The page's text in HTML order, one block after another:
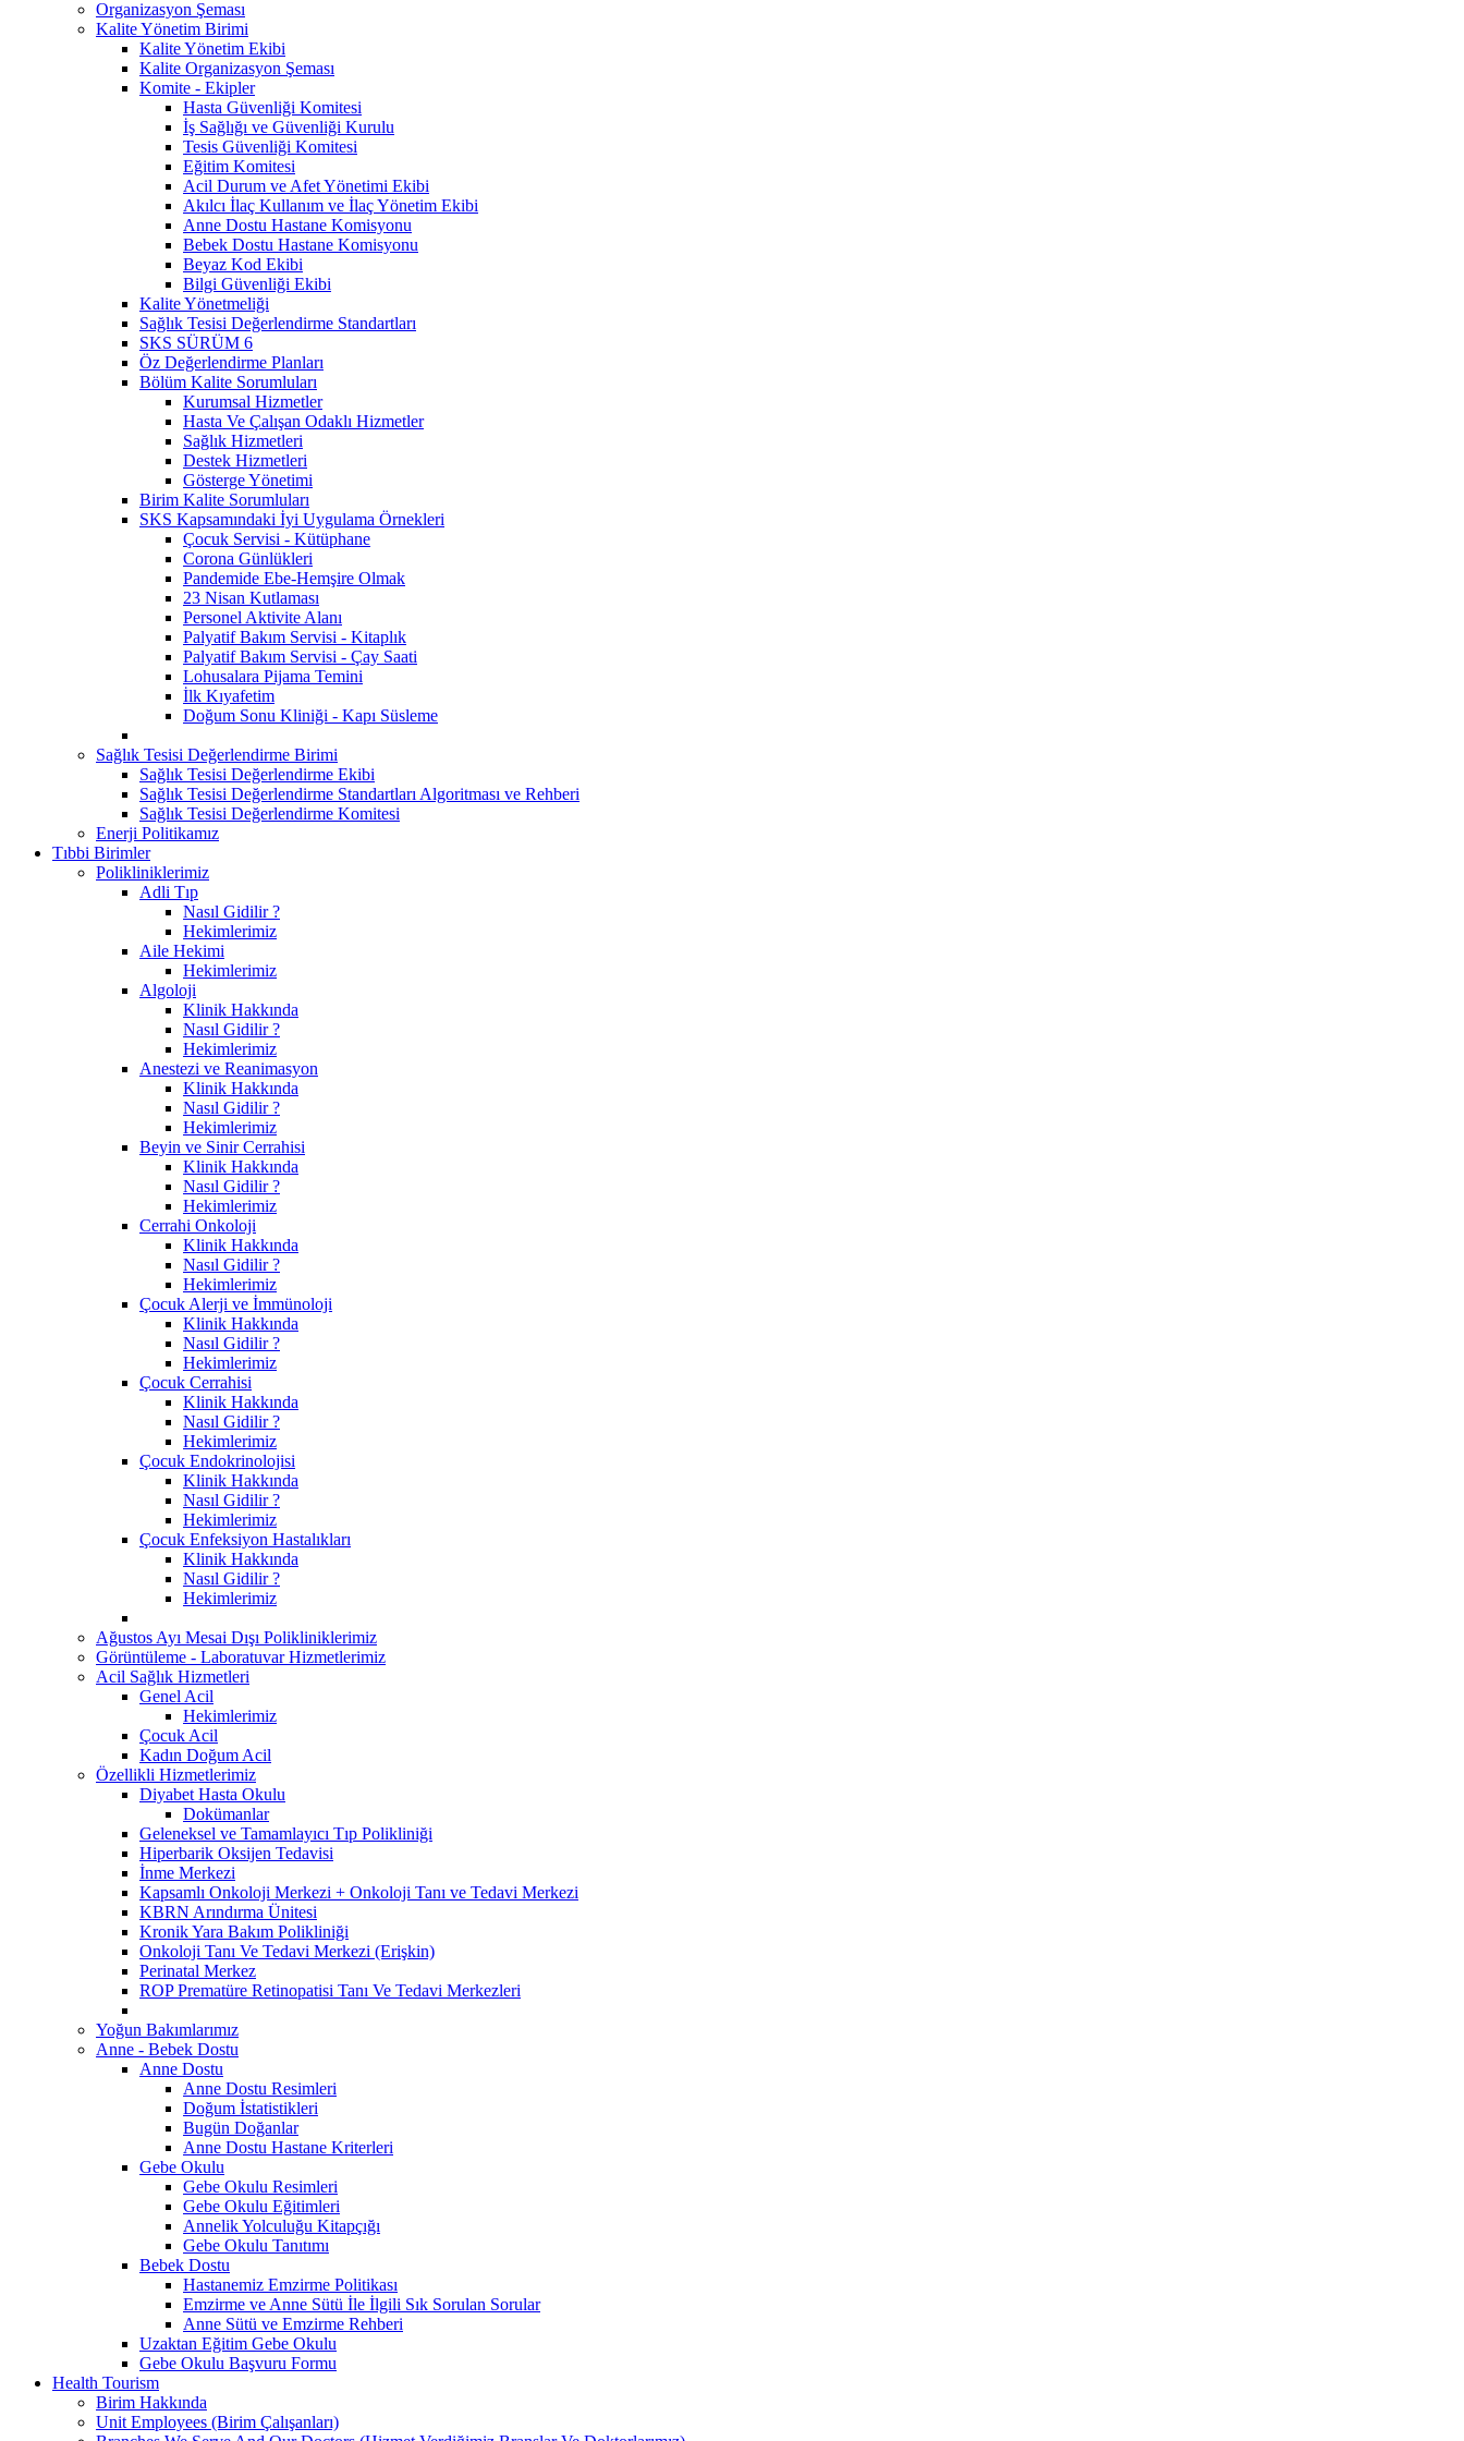
Organizasyon Şeması
Kalite Yönetim Birimi
Kalite Yönetim Ekibi
Kalite Organizasyon Şeması
Komite - Ekipler
Hasta Güvenliği Komitesi
İş Sağlığı ve Güvenliği Kurulu
Tesis Güvenliği Komitesi
Eğitim Komitesi
Acil Durum ve Afet Yönetimi Ekibi
Akılcı İlaç Kullanım ve İlaç Yönetim Ekibi
Anne Dostu Hastane Komisyonu
Bebek Dostu Hastane Komisyonu
Beyaz Kod Ekibi
Bilgi Güvenliği Ekibi
Kalite Yönetmeliği
Sağlık Tesisi Değerlendirme Standartları
SKS SÜRÜM 6
Öz Değerlendirme Planları
Bölüm Kalite Sorumluları
Kurumsal Hizmetler
Hasta Ve Çalışan Odaklı Hizmetler
Sağlık Hizmetleri
Destek Hizmetleri
Gösterge Yönetimi
Birim Kalite Sorumluları
SKS Kapsamındaki İyi Uygulama Örnekleri
Çocuk Servisi - Kütüphane
Corona Günlükleri
Pandemide Ebe-Hemşire Olmak
23 Nisan Kutlaması
Personel Aktivite Alanı
Palyatif Bakım Servisi - Kitaplık
Palyatif Bakım Servisi - Çay Saati
Lohusalara Pijama Temini
İlk Kıyafetim
Doğum Sonu Kliniği - Kapı Süsleme
Sağlık Tesisi Değerlendirme Birimi
Sağlık Tesisi Değerlendirme Ekibi
Sağlık Tesisi Değerlendirme Standartları Algoritması ve Rehberi
Sağlık Tesisi Değerlendirme Komitesi
Enerji Politikamız
Tıbbi Birimler
Polikliniklerimiz
Adli Tıp
Nasıl Gidilir ?
Hekimlerimiz
Aile Hekimi
Hekimlerimiz
Algoloji
Klinik Hakkında
Nasıl Gidilir ?
Hekimlerimiz
Anestezi ve Reanimasyon
Klinik Hakkında
Nasıl Gidilir ?
Hekimlerimiz
Beyin ve Sinir Cerrahisi
Klinik Hakkında
Nasıl Gidilir ?
Hekimlerimiz
Cerrahi Onkoloji
Klinik Hakkında
Nasıl Gidilir ?
Hekimlerimiz
Çocuk Alerji ve İmmünoloji
Klinik Hakkında
Nasıl Gidilir ?
Hekimlerimiz
Çocuk Cerrahisi
Klinik Hakkında
Nasıl Gidilir ?
Hekimlerimiz
Çocuk Endokrinolojisi
Klinik Hakkında
Nasıl Gidilir ?
Hekimlerimiz
Çocuk Enfeksiyon Hastalıkları
Klinik Hakkında
Nasıl Gidilir ?
Hekimlerimiz
Ağustos Ayı Mesai Dışı Polikliniklerimiz
Görüntüleme - Laboratuvar Hizmetlerimiz
Acil Sağlık Hizmetleri
Genel Acil
Hekimlerimiz
Çocuk Acil
Kadın Doğum Acil
Özellikli Hizmetlerimiz
Diyabet Hasta Okulu
Dokümanlar
Geleneksel ve Tamamlayıcı Tıp Polikliniği
Hiperbarik Oksijen Tedavisi
İnme Merkezi
Kapsamlı Onkoloji Merkezi + Onkoloji Tanı ve Tedavi Merkezi
KBRN Arındırma Ünitesi
Kronik Yara Bakım Polikliniği
Onkoloji Tanı Ve Tedavi Merkezi (Erişkin)
Perinatal Merkez
ROP Prematüre Retinopatisi Tanı Ve Tedavi Merkezleri
Yoğun Bakımlarımız
Anne - Bebek Dostu
Anne Dostu
Anne Dostu Resimleri
Doğum İstatistikleri
Bugün Doğanlar
Anne Dostu Hastane Kriterleri
Gebe Okulu
Gebe Okulu Resimleri
Gebe Okulu Eğitimleri
Annelik Yolculuğu Kitapçığı
Gebe Okulu Tanıtımı
Bebek Dostu
Hastanemiz Emzirme Politikası
Emzirme ve Anne Sütü İle İlgili Sık Sorulan Sorular
Anne Sütü ve Emzirme Rehberi
Uzaktan Eğitim Gebe Okulu
Gebe Okulu Başvuru Formu
Health Tourism
Birim Hakkında
Unit Employees (Birim Çalışanları)